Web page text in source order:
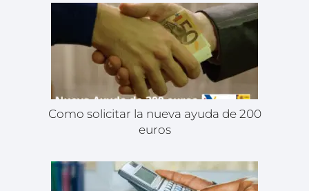
Como solicitar la nueva ayuda de 200
euros